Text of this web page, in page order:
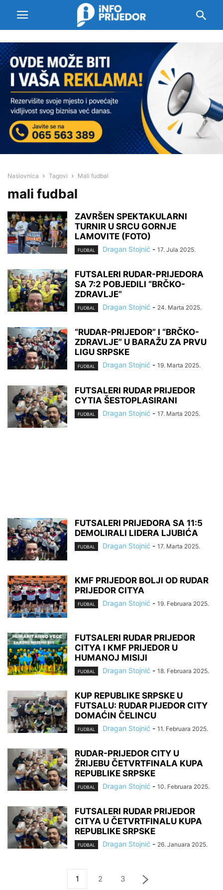
Naslovnica Tagovi Mali fudbal
mali fudbal
ZAVRŠEN SPEKTAKULARNI
TURNIR U SRCU GORNJE
LAMOVITE (FOTO)
FUDBAL Dragan Stojnić - 17. Jula 2025.
FUTSALERI RUDAR-PRIJEDORA
SA 7:2 POBJEDILI “BRČKO-
ZDRAVLJE”
FUDBAL Dragan Stojnić - 24. Marta 2025.
“RUDAR-PRIJEDOR” I “BRČKO-
ZDRAVLJE” U BARAŽU ZA PRVU
LIGU SRPSKE
FUDBAL Dragan Stojnić - 19. Marta 2025.
FUTSALERI RUDAR PRIJEDOR
CYTIA ŠESTOPLASIRANI
FUDBAL Dragan Stojnić - 17. Marta 2025.
FUTSALERI PRIJEDORA SA 11:5
DEMOLIRALI LIDERA LJUBIĆA
FUDBAL Dragan Stojnić - 17. Marta 2025.
KMF PRIJEDOR BOLJI OD RUDAR
PRIJEDOR CITYA
FUDBAL Dragan Stojnić - 19. Februara 2025.
FUTSALERI RUDAR PRIJEDOR
CITYA I KMF PRIJEDOR U
HUMANOJ MISIJI
FUDBAL Dragan Stojnić - 18. Februara 2025.
KUP REPUBLIKE SRPSKE U
FUTSALU: RUDAR PIJEDOR CITY
DOMAĆIN ČELINCU
FUDBAL Dragan Stojnić - 11. Februara 2025.
RUDAR-PRIJEDOR CITY U
ŽRIJEBU ČETVRTFINALA KUPA
REPUBLIKE SRPSKE
FUDBAL Dragan Stojnić - 10. Februara 2025.
FUTSALERI RUDAR PRIJEDOR
CITYA U ČETVRTFINALU KUPA
REPUBLIKE SRPSKE
FUDBAL Dragan Stojnić - 26. Januara 2025.
1 2 3